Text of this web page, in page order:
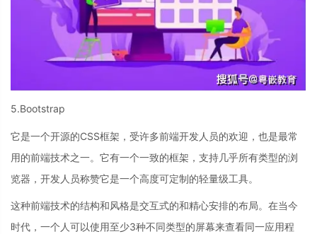
5.Bootstrap
它是一个开源的CSS框架，受许多前端开发人员的欢迎，也是最常
用的前端技术之一。它有一个一致的框架，支持几乎所有类型的浏
览器，开发人员称赞它是一个高度可定制的轻量级工具。
这种前端技术的结构和风格是交互式的和精心安排的布局。在当今
时代，一个人可以使用至少3种不同类型的屏幕来查看同一应用程